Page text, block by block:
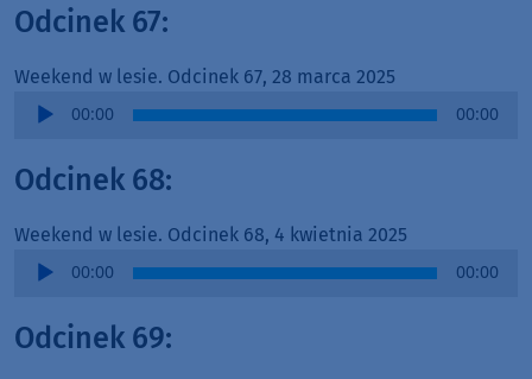
Odcinek 67:
Weekend w lesie. Odcinek 67, 28 marca 2025
Audio
00:00 00:00
Odcinek 68:
Weekend w lesie. Odcinek 68, 4 kwietnia 2025
Audio
00:00 00:00
Odcinek 69: